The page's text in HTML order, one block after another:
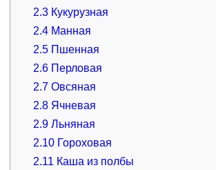
2.3 Кукурузная
2.4 Манная
2.5 Пшенная
2.6 Перловая
2.7 Овсяная
2.8 Ячневая
2.9 Льняная
2.10 Гороховая
2.11 Каша из полбы